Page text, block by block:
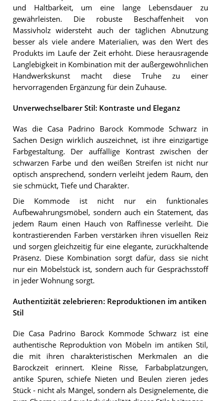
und Haltbarkeit, um eine lange Lebensdauer zu
gewährleisten. Die robuste Beschaffenheit von
Massivholz widersteht auch der täglichen Abnutzung
besser als viele andere Materialien, was den Wert des
Produkts im Laufe der Zeit erhöht. Diese herausragende
Langlebigkeit in Kombination mit der außergewöhnlichen
Handwerkskunst macht diese Truhe zu einer
hervorragenden Ergänzung für dein Zuhause.
Unverwechselbarer Stil: Kontraste und Eleganz
Was die Casa Padrino Barock Kommode Schwarz in
Sachen Design wirklich auszeichnet, ist ihre einzigartige
Farbgestaltung. Der auffällige Kontrast zwischen der
schwarzen Farbe und den weißen Streifen ist nicht nur
optisch ansprechend, sondern verleiht jedem Raum, den
sie schmückt, Tiefe und Charakter.
Die Kommode ist nicht nur ein funktionales
Aufbewahrungsmöbel, sondern auch ein Statement, das
jedem Raum einen Hauch von Raffinesse verleiht. Die
kontrastierenden Farben verstärken ihren visuellen Reiz
und sorgen gleichzeitig für eine elegante, zurückhaltende
Präsenz. Diese Kombination sorgt dafür, dass sie nicht
nur ein Möbelstück ist, sondern auch für Gesprächsstoff
in jeder Wohnung sorgt.
Authentizität zelebrieren: Reproduktionen im antiken
Stil
Die Casa Padrino Barock Kommode Schwarz ist eine
authentische Reproduktion von Möbeln im antiken Stil,
die mit ihren charakteristischen Merkmalen an die
Barockzeit erinnert. Kleine Risse, Farbabplatzungen,
antike Spuren, schiefe Nieten und Beulen zieren jedes
Stück - nicht als Mängel, sondern als Designelemente, die